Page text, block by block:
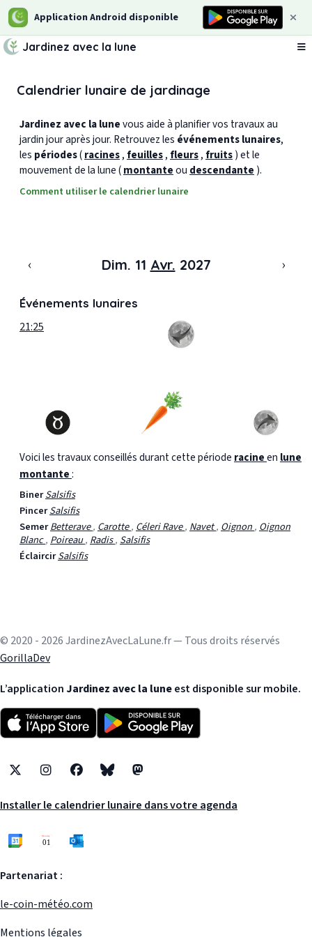
Application Android disponible
Jardinez avec la lune
Calendrier lunaire de jardinage
Jardinez avec la lunevous aide à planifier vos travaux au
jardin jour après jour. Retrouvez les événements lunaires,
les périodes(racines, feuilles, fleurs, fruits) et le
mouvement de la lune (montanteou descendante ).
Comment utiliser le calendrier lunaire
‹ Dim. 11 Avr. 2027 ›
Événements lunaires
21:25
Voici les travaux conseillés durant cette période racineen lune
montante:
BinerSalsifis
PincerSalsifis
SemerBetterave,Carotte,Céleri Rave,Navet,Oignon,Oignon
Blanc,Poireau,Radis,Salsifis
ÉclaircirSalsifis
© 2020 - 2026 JardinezAvecLaLune.fr — Tous droits réservés
GorillaDev
L’application Jardinez avec la luneest disponible sur mobile.
X InstagramFacebookBlueskyMastodon
Installer le calendrier lunaire dans votre agenda
Partenariat :
le-coin-météo.com
Mentions légales